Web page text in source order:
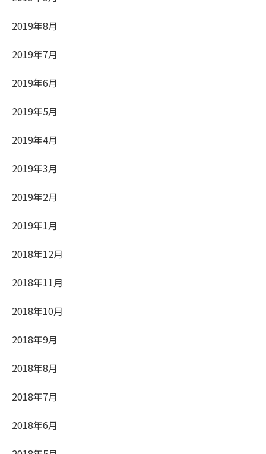
2019年8月
2019年7月
2019年6月
2019年5月
2019年4月
2019年3月
2019年2月
2019年1月
2018年12月
2018年11月
2018年10月
2018年9月
2018年8月
2018年7月
2018年6月